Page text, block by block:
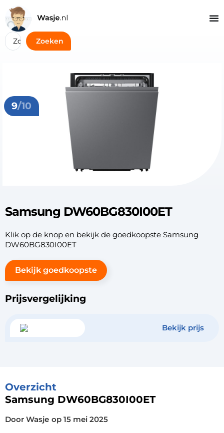
Zoeken
9/10
Samsung DW60BG830I00ET
Klik op de knop en bekijk de goedkoopste Samsung
DW60BG830I00ET
Bekijk goedkoopste
Prijsvergelijking
Bekijk prijs
Overzicht
Samsung DW60BG830I00ET
Door Wasje op 15 mei 2025